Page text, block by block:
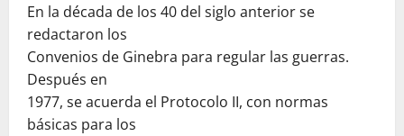
En la década de los 40 del siglo anterior se
redactaron los
Convenios de Ginebra para regular las guerras.
Después en
1977, se acuerda el Protocolo II, con normas
básicas para los